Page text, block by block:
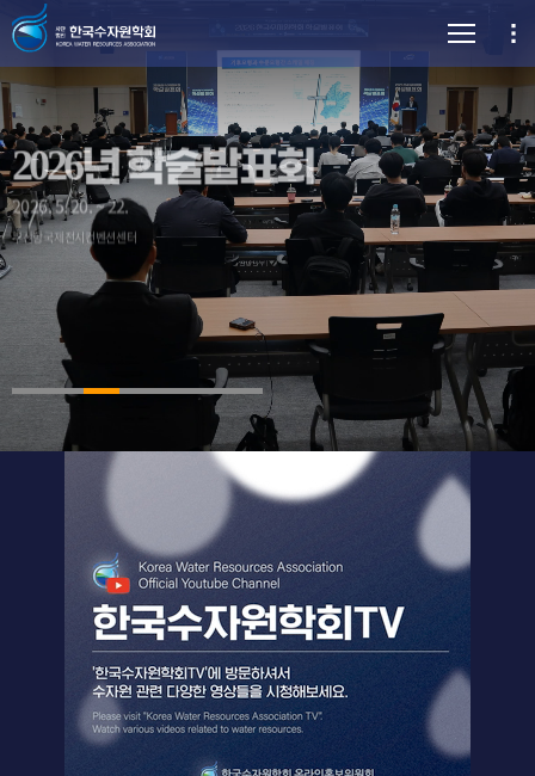
2026년 학술발표회
2026. 5. 20. ~ 22.
부산항국제전시컨벤션센터